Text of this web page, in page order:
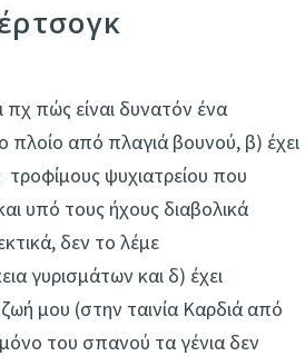
πχ πώς είναι δυνατόν ένα
πλοίο από πλαγιά βουνού, β) έχει
τροφίμους ψυχιατρείου που
υπό τους ήχους διαβολικά
δεν το λέμε
γυρισμάτων και δ) έχει
μου (στην ταινία Καρδιά από
μόνο του σπανού τα γένια δεν